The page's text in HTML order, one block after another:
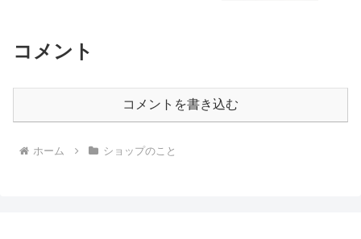
コメント
コメントを書き込む
ホーム ショップのこと